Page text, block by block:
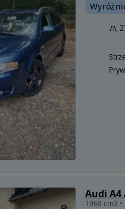
Audi
1968 cm3